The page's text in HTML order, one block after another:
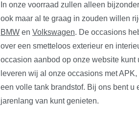
In onze voorraad zullen alleen
ook maar al te graag in zouden willen
BMW en Volkswagen. De occasions
over een smetteloos exterieur en
occasion aanbod op onze website
leveren wij al onze occasions met
een volle tank brandstof. Bij ons bent
jarenlang van kunt genieten.